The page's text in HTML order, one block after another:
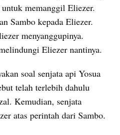
memanggil Eliezer.
Sambo kepada Eliezer.
menyanggupinya.
Eliezer nantinya.
soal senjata api Yosua
telah terlebih dahulu
Kemudian, senjata
atas perintah dari Sambo.